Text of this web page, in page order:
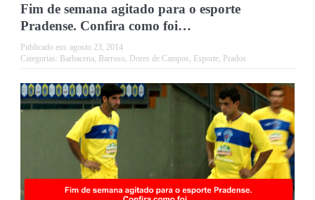
Fim de semana agitado para o esporte
Pradense. Confira como foi…
Publicado em: agosto 23, 2014
Categorias: Barbacena, Barroso, Dores de Campos Esporte, Prados